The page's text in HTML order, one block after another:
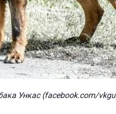
Ункас (facebook.com/